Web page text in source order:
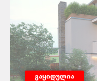
გაყიდულია